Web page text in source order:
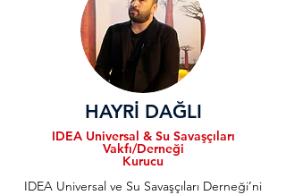
HAYRİ DAĞLI
IDEA Universal & Su Savaşçıları
Vakfı/Derneği
Kurucu
IDEA Universal ve Su Savaşçıları Derneği’ni